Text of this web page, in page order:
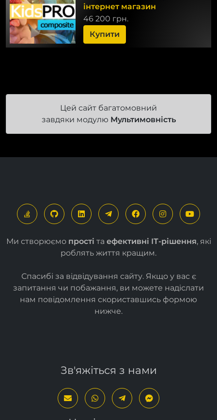
інтернет магазин
46 200 грн.
Купити
Цей сайт багатомовний
завдяки модулю Мультимовність
Ми створюємо прості та ефективні ІТ-рішення, які
роблять життя кращим.
Спасибі за відвідування сайту. Якщо у вас є
запитання чи побажання, ви можете надіслати
нам повідомлення скориставшись формою
нижче.
Зв'яжіться з нами